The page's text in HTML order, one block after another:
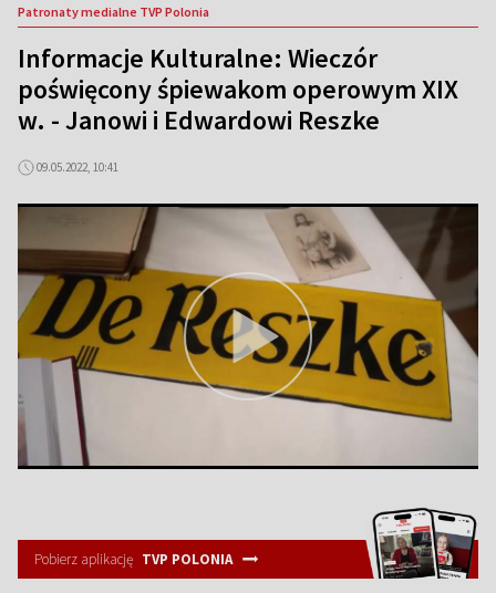
Patronaty medialne TVP Polonia
Informacje Kulturalne: Wieczór
poświęcony śpiewakom operowym XIX
w. - Janowi i Edwardowi Reszke
09.05.2022, 10:41
Pobierz aplikację TVP POLONIA